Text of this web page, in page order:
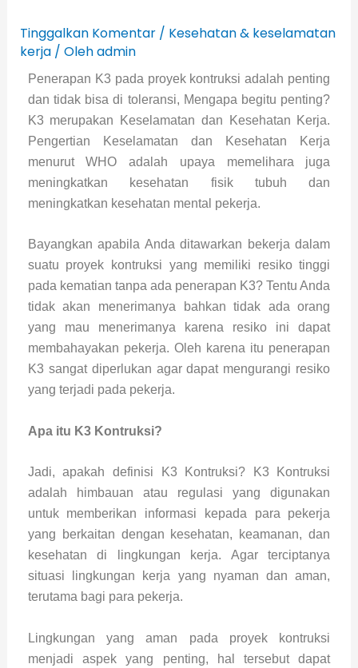
Tinggalkan Komentar / Kesehatan & keselamatan
kerja/ Olehadmin
Penerapan K3 pada proyek kontruksi adalah penting
dan tidak bisa di toleransi, Mengapa begitu penting?
K3 merupakan Keselamatan dan Kesehatan Kerja.
Pengertian Keselamatan dan Kesehatan Kerja
menurut WHO adalah upaya memelihara juga
meningkatkan kesehatan fisik tubuh dan
meningkatkan kesehatan mental pekerja.
Bayangkan apabila Anda ditawarkan bekerja dalam
suatu proyek kontruksi yang memiliki resiko tinggi
pada kematian tanpa ada penerapan K3? Tentu Anda
tidak akan menerimanya bahkan tidak ada orang
yang mau menerimanya karena resiko ini dapat
membahayakan pekerja. Oleh karena itu penerapan
K3 sangat diperlukan agar dapat mengurangi resiko
yang terjadi pada pekerja.
Apa itu K3 Kontruksi?
Jadi, apakah definisi K3 Kontruksi? K3 Kontruksi
adalah himbauan atau regulasi yang digunakan
untuk memberikan informasi kepada para pekerja
yang berkaitan dengan kesehatan, keamanan, dan
kesehatan di lingkungan kerja. Agar terciptanya
situasi lingkungan kerja yang nyaman dan aman,
terutama bagi para pekerja.
Lingkungan yang aman pada proyek kontruksi
menjadi aspek yang penting, hal tersebut dapat